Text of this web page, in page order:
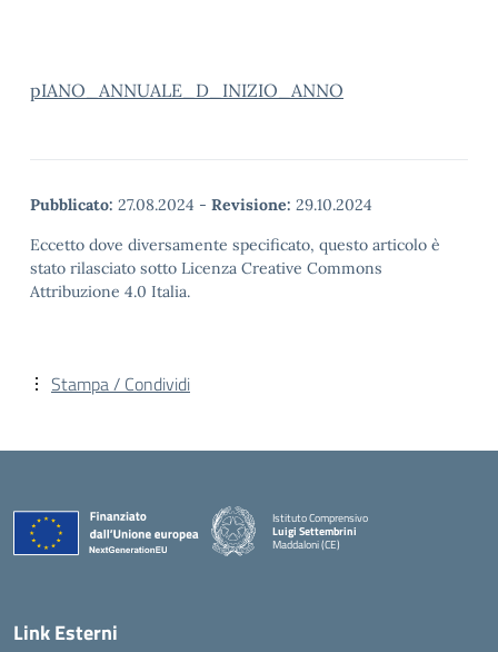
pIANO_ANNUALE_D_INIZIO_ANNO
Pubblicato: 27.08.2024 - Revisione: 29.10.2024
Eccetto dove diversamente specificato, questo articolo è
stato rilasciato sotto Licenza Creative Commons
Attribuzione 4.0 Italia.
Stampa / Condividi
Istituto Comprensivo
Luigi Settembrini
Maddaloni (CE)
Link Esterni